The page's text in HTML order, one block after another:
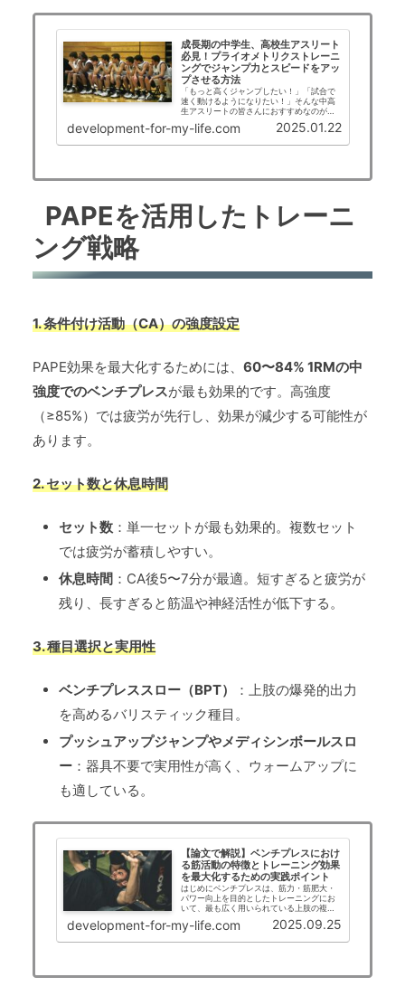
成長期の中学生、高校生アスリート
必見！プライオメトリクストレーニ
ングでジャンプ力とスピードをアッ
プさせる方法
「もっと高くジャンプしたい！」「試合で
速く動けるようになりたい！」そんな中高
生アスリートの皆さんにおすすめなのが、
科学的に効果が証明されているプライオメ
トリクストレーニングです。本記事では、
development-for-my-life.com 2025.01.22
PAPEを活用したトレーニ
ング戦略
1. 条件付け活動（CA）の強度設定
PAPE効果を最大化するためには、 60〜84% 1RMの中
強度でのベンチプレスが最も効果的です。高強度
（≥85%）では疲労が先行し、効果が減少する可能性が
あります。
2. セット数と休息時間
セット数 ：単一セットが最も効果的。複数セット
では疲労が蓄積しやすい。
休息時間 ：CA後5〜7分が最適。短すぎると疲労が
残り、長すぎると筋温や神経活性が低下する。
3. 種目選択と実用性
ベンチプレススロー（BPT）
：上肢の爆発的出力
を高めるバリスティック種目。
プッシュアップジャンプやメディシンボールスロ
ー ：器具不要で実用性が高く、ウォームアップに
も適している。
【論文で解説】ベンチプレスにおけ
る筋活動の特徴とトレーニング効果
を最大化するための実践ポイント
はじめにベンチプレスは、筋力・筋肥大・
パワー向上を目的としたトレーニングにお
いて、最も広く用いられている上肢の複合
的な高負荷運動です。特に大胸筋、上腕三
頭筋、三角筋前部などの主要筋群を効率的
development-for-my-life.com 2025.09.25